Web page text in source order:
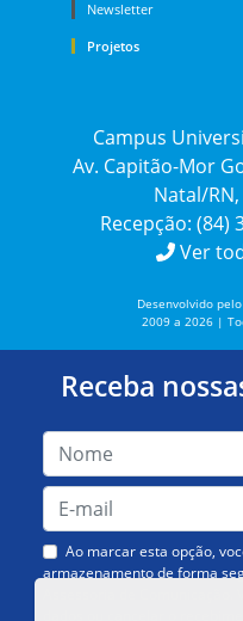
Newsletter
Projetos
Campus
Av. Capitão-Mor
Natal/RN,
Recepção: (84)
Ver
Desenvolvido
2009 a 2026 |
Receba
Ao marcar esta opção,
armazenamento de forma